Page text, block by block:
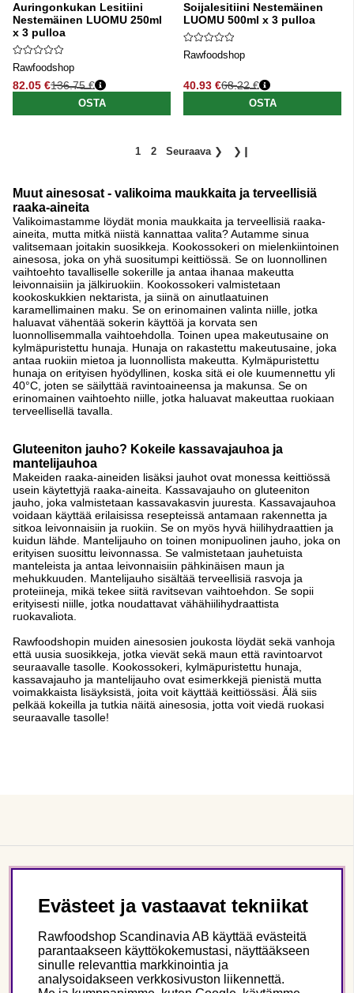
Auringonkukan Lesitiini
Nestemäinen LUOMU 250ml
x 3 pulloa
Rawfoodshop
82.05 €
Normaali hinta
136.75 €
OSTA
Soijalesitiini Nestemäinen
LUOMU 500ml x 3 pulloa
Rawfoodshop
40.93 €
Normaali hinta
68.22 €
OSTA
1 2 Seuraava ❯ ❯❙
Muut ainesosat - valikoima maukkaita ja terveellisiä
raaka-aineita
Valikoimastamme löydät monia maukkaita ja terveellisiä raaka-
aineita, mutta mitkä niistä kannattaa valita? Autamme sinua
valitsemaan joitakin suosikkeja. Kookossokeri on mielenkiintoinen
ainesosa, joka on yhä suositumpi keittiössä. Se on luonnollinen
vaihtoehto tavalliselle sokerille ja antaa ihanaa makeutta
leivonnaisiin ja jälkiruokiin. Kookossokeri valmistetaan
kookoskukkien nektarista, ja siinä on ainutlaatuinen
karamellimainen maku. Se on erinomainen valinta niille, jotka
haluavat vähentää sokerin käyttöä ja korvata sen
luonnollisemmalla vaihtoehdolla. Toinen upea makeutusaine on
kylmäpuristettu hunaja. Hunaja on rakastettu makeutusaine, joka
antaa ruokiin mietoa ja luonnollista makeutta. Kylmäpuristettu
hunaja on erityisen hyödyllinen, koska sitä ei ole kuumennettu yli
40°C, joten se säilyttää ravintoaineensa ja makunsa. Se on
erinomainen vaihtoehto niille, jotka haluavat makeuttaa ruokiaan
terveellisellä tavalla.
Gluteeniton jauho? Kokeile kassavajauhoa ja
mantelijauhoa
Makeiden raaka-aineiden lisäksi jauhot ovat monessa keittiössä
usein käytettyjä raaka-aineita. Kassavajauho on gluteeniton
jauho, joka valmistetaan kassavakasvin juuresta. Kassavajauhoa
voidaan käyttää erilaisissa resepteissä antamaan rakennetta ja
sitkoa leivonnaisiin ja ruokiin. Se on myös hyvä hiilihydraattien ja
kuidun lähde. Mantelijauho on toinen monipuolinen jauho, joka on
erityisen suosittu leivonnassa. Se valmistetaan jauhetuista
manteleista ja antaa leivonnaisiin pähkinäisen maun ja
mehukkuuden. Mantelijauho sisältää terveellisiä rasvoja ja
proteiineja, mikä tekee siitä ravitsevan vaihtoehdon. Se sopii
erityisesti niille, jotka noudattavat vähähiilihydraattista
ruokavaliota.
Rawfoodshopin muiden ainesosien joukosta löydät sekä vanhoja
että uusia suosikkeja, jotka vievät sekä maun että ravintoarvot
seuraavalle tasolle. Kookossokeri, kylmäpuristettu hunaja,
kassavajauho ja mantelijauho ovat esimerkkejä pienistä mutta
voimakkaista lisäyksistä, joita voit käyttää keittiössäsi. Älä siis
pelkää kokeilla ja tutkia näitä ainesosia, jotta voit viedä ruokasi
seuraavalle tasolle!
Seuraa meitä
Evästeet ja vastaavat tekniikat
Rawfoodshop Scandinavia AB käyttää evästeitä
parantaakseen käyttökokemustasi, näyttääkseen
sinulle relevanttia markkinointia ja
analysoidakseen verkkosivuston liikennettä.